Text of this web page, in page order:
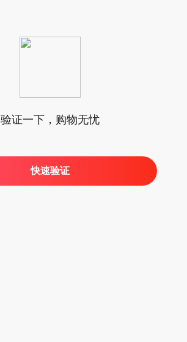
验证一下，购物无忧
快速验证